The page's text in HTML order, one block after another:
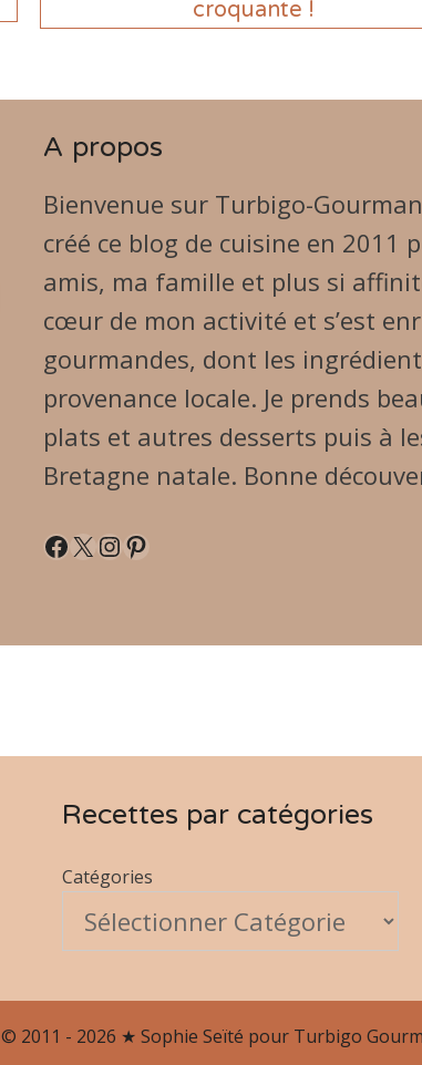
croquante !
A propos
Bienvenue sur Turbigo-
créé ce blog de cuisine en 2011
amis, ma famille et plus si
cœur de mon activité et s’est
gourmandes, dont les
provenance locale. Je prends
plats et autres desserts puis à
Bretagne natale. Bonne
Facebook X InstagramPinterest
Recettes par catégories
Catégories
© 2011 - 2026 ★ Sophie Seïté pour Turbigo